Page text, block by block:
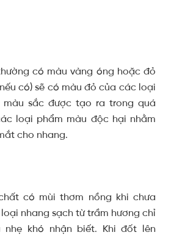
có màu vàng óng hoặc đỏ
có) sẽ có màu đỏ của các loại
sắc được tạo ra trong quá
loại phẩm màu độc hại nhằm
cho nhang.
có mùi thơm nồng khi chưa
nhang sạch từ trầm hương chỉ
khó nhận biết. Khi đốt lên